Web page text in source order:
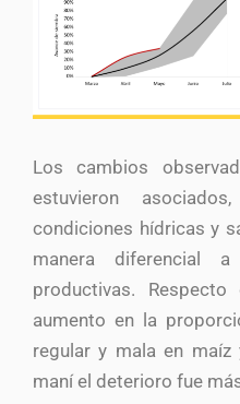
Los cambios
estuvieron
condiciones hídricas y
manera diferencial
productivas.
aumento en la
regular y mala en
maní el deterioro fue